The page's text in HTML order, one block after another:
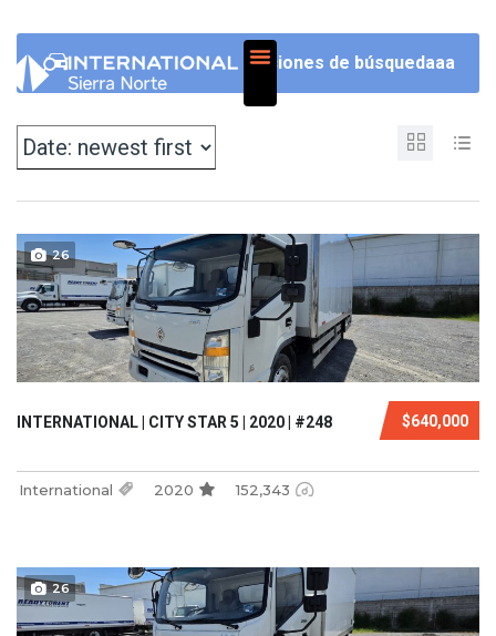
Opciones de búsquedaaa
26
$640,000
INTERNATIONAL | CITY STAR 5 | 2020 | #248
International 2020 152,343
26